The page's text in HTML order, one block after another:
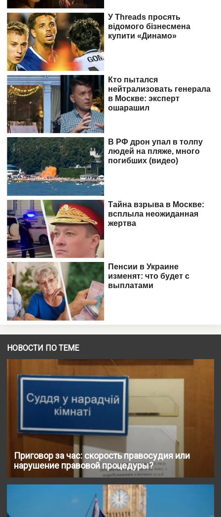
НОВОСТИ ПО ТЕМЕ
Приговор за час: скорость правосудия или
нарушение правовой процедуры?